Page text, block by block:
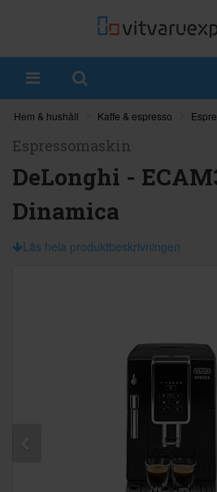
Hem & hushåll Kaffe & espresso
Espressomaskin
DeLonghi -
Dinamica
Läs hela produktbeskrivningen